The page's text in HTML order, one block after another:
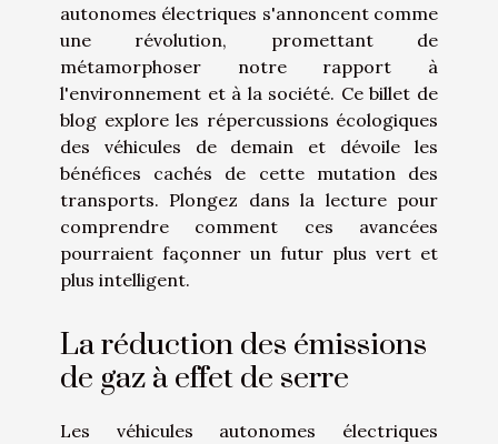
autonomes électriques s'annoncent comme
une révolution, promettant de
métamorphoser notre rapport à
l'environnement et à la société. Ce billet de
blog explore les répercussions écologiques
des véhicules de demain et dévoile les
bénéfices cachés de cette mutation des
transports. Plongez dans la lecture pour
comprendre comment ces avancées
pourraient façonner un futur plus vert et
plus intelligent.
La réduction des émissions
de gaz à effet de serre
Les véhicules autonomes électriques